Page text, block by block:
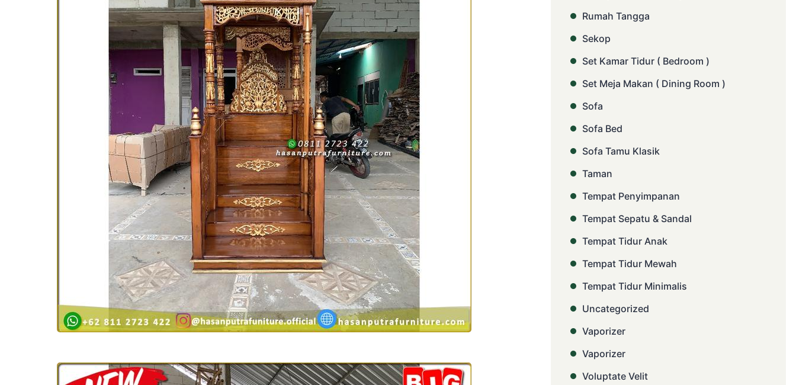
Rumah Tangga
Sekop
Set Kamar Tidur ( Bedroom )
Set Meja Makan ( Dining Room )
Sofa
Sofa Bed
Sofa Tamu Klasik
Taman
Tempat Penyimpanan
Tempat Sepatu & Sandal
Tempat Tidur Anak
Tempat Tidur Mewah
Tempat Tidur Minimalis
Uncategorized
Vaporizer
Vaporizer
Voluptate Velit